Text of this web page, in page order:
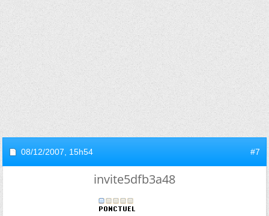
08/12/2007, 15h54 #7
invite5dfb3a48